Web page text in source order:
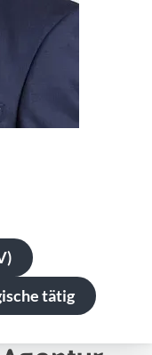
tätig